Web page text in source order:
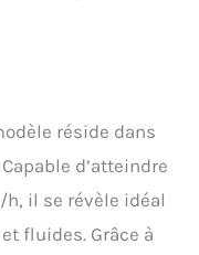
la
Trottinette
de
d’un
qui fournit
réside dans
d’atteindre
il se révèle idéal
fluides. Grâce à